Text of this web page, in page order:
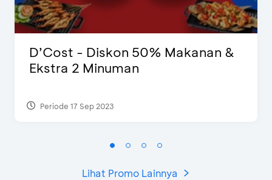
D’Cost - Diskon 50% Makanan &
Ekstra 2 Minuman
Periode 17 Sep 2023
Lihat Promo Lainnya